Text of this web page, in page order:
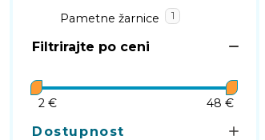
Pametne žarnice 1
Filtrirajte po ceni
2 € 48 €
Dostupnost